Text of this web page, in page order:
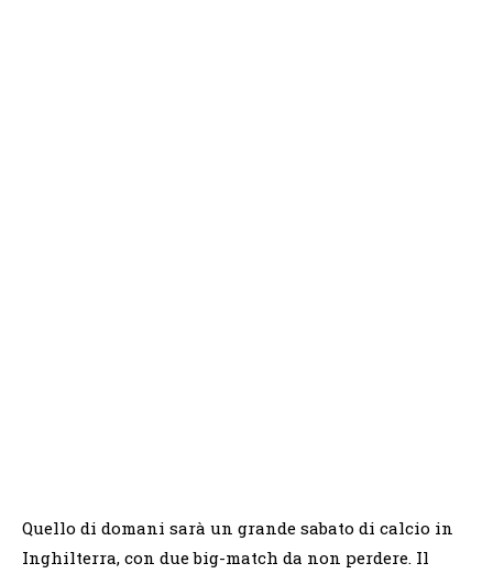
Quello di domani sarà un grande sabato di calcio in
Inghilterra, con due big-match da non perdere. Il